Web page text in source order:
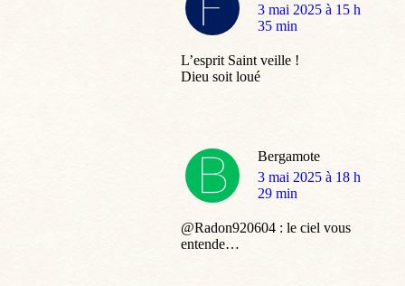
dit
:
3 mai 2025 à 15 h
35 min
L’esprit Saint veille !
Dieu soit loué
Bergamote
dit
:
3 mai 2025 à 18 h
29 min
@Radon920604 : le ciel vous
entende…